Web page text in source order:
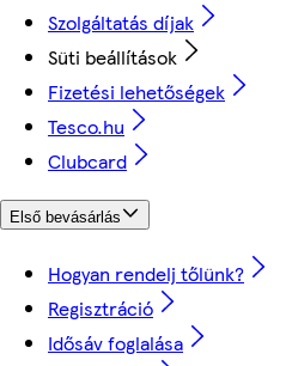
Szolgáltatás díjak
Süti beállítások
Fizetési lehetőségek
Tesco.hu
Clubcard
Első bevásárlás
Hogyan rendelj tőlünk?
Regisztráció
Idősáv foglalása